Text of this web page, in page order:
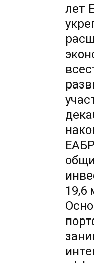
лет
19,6